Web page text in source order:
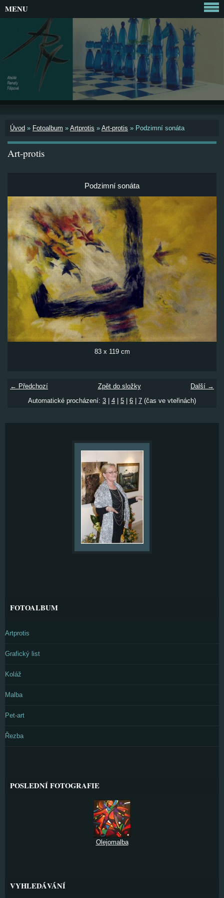
Úvod » Fotoalbum » Artprotis » Art-protis » Podzimní sonáta
Art-protis
Podzimní sonáta
83 x 119 cm
← Předchozí Další →
Zpět do složky
Automatické procházení: 3 4 5 6 7 (čas ve vteřinách)
MENU
FOTOALBUM
Artprotis
Grafický list
Koláž
Malba
Pet-art
Řezba
POSLEDNÍ FOTOGRAFIE
Olejomalba
VYHLEDÁVÁNÍ